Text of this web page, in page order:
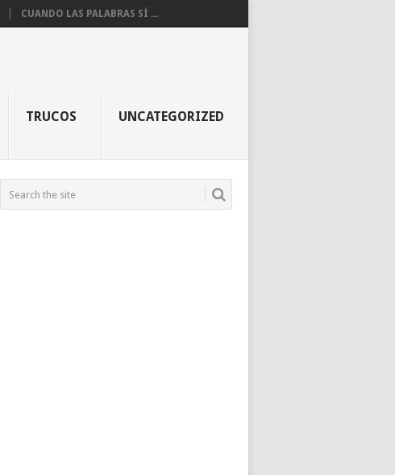
CUANDO LAS PALABRAS SÍ ...
TRUCOS UNCATEGORIZED